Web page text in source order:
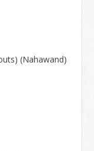
(Nahawand)